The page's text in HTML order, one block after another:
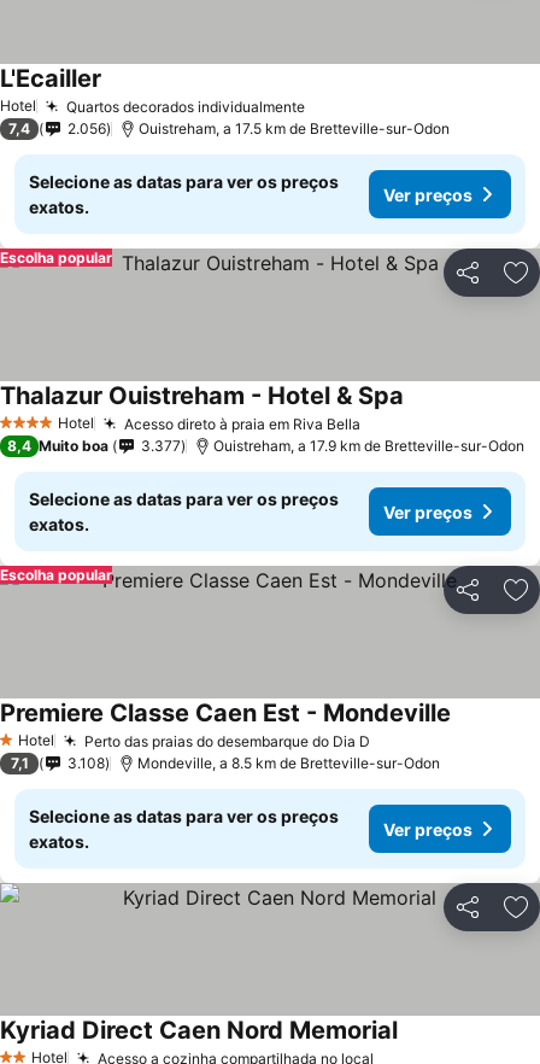
Hotel Quartos decorados individualmente
L'Ecailler
7,4 2.056 Ouistreham, a 17.5 km de Bretteville-sur-Odon
Selecione as datas para ver os preços
exatos.
Ver preços
Partilhar
Escolha popular
4 EstrelasHotel Acesso direto à praia em Riva Bella
Thalazur Ouistreham - Hotel & Spa
8,4 Muito boa 3.377 Ouistreham, a 17.9 km de Bretteville-sur-Odon
Selecione as datas para ver os preços
exatos.
Ver preços
Partilhar
Escolha popular
1 Estrelas
Hotel Perto das praias do desembarque do Dia D
Premiere Classe Caen Est - Mondeville
7,1 3.108 Mondeville, a 8.5 km de Bretteville-sur-Odon
Selecione as datas para ver os preços
exatos.
Ver preços
Partilhar
Hotel Acesso a cozinha compartilhada no local
Kyriad Direct Caen Nord Memorial